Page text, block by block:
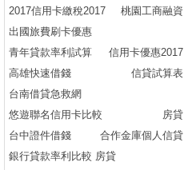
2017信用卡繳稅2017
桃園工商融資
出國旅費刷卡優惠
青年貸款率利試算
信用卡優惠2017
高雄快速借錢
信貸試算表
台南借貸急救網
悠遊聯名信用卡比較
房貸
台中證件借錢
合作金庫個人信貸
銀行貸款率利比較 房貸